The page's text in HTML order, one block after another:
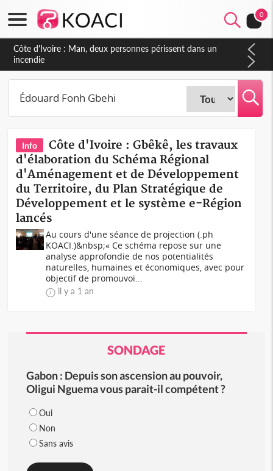
0
Côte d'Ivoire : Man, deux personnes périssent dans un
incendie
Info
Côte d'Ivoire : Gbêkê, les travaux
d'élaboration du Schéma Régional
d'Aménagement et de Développement
du Territoire, du Plan Stratégique de
Développement et le système e-Région
lancés
Au cours d'une séance de projection (.ph
KOACI.)&nbsp;« Ce schéma repose sur une
analyse approfondie de nos potentialités
naturelles, humaines et économiques, avec pour
objectif de promouvoi...
il y a 1 an
SONDAGE
Gabon : Depuis son ascension au pouvoir,
Oligui Nguema vous parait-il compétent ?
Oui
Non
Sans avis